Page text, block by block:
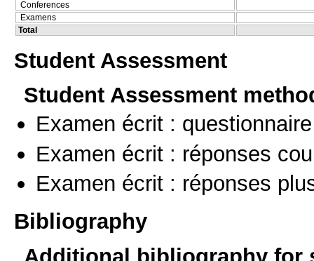
Conferences
Examens
Total
Student Assessment
Student Assessment
Examen écrit :
Examen écrit : réponses
Examen écrit : réponses
Bibliography
Additional bibliography for